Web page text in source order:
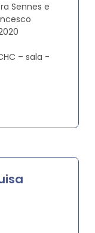
Sennes e
– sala -